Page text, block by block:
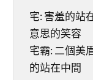
宅: 害羞的站
意思的笑容
宅霸: 二個美
的站在中間